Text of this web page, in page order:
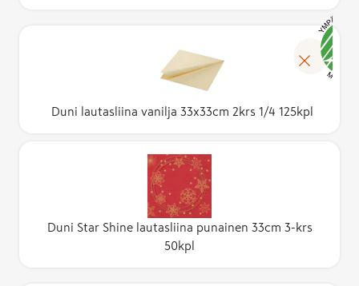
Duni lautasliina vanilja 33x33cm 2krs 1/4 125kpl
Duni Star Shine lautasliina punainen 33cm 3-krs
50kpl